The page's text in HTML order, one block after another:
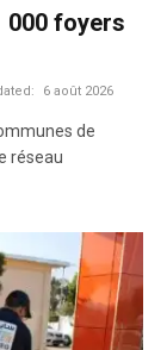
000 foyers
6 août 2026
de
réseau